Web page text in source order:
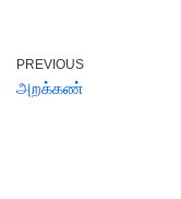
PREVIOUS
அறக்கண்